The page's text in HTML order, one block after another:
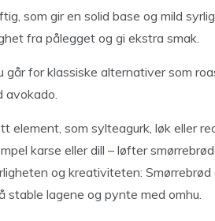
som gir en solid base og mild
fra pålegget og gi ekstra smak.
for klassiske alternativer som
avokado.
element, som sylteagurk, løk eller
karse eller dill – løfter
og kreativiteten:
stable lagene og pynte med omhu.